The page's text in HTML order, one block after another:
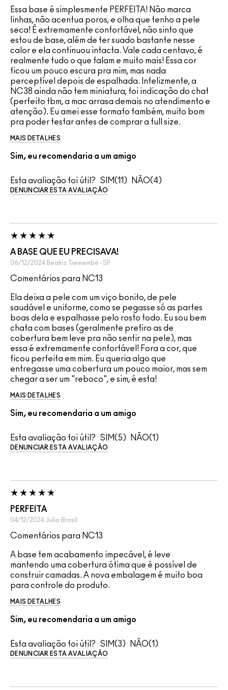
Essa base é simplesmente PERFEITA! Não marca
linhas, não acentua poros, e olha que tenho a pele
seca! É extremamente confortável, não sinto que
estou de base, além de ter suado bastante nesse
calor e ela continuou intacta. Vale cada centavo, é
realmente tudo o que falam e muito mais! Essa cor
ficou um pouco escura pra mim, mas nada
perceptível depois de espalhada. Infelizmente, a
NC38 ainda não tem miniatura, foi indicação do chat
(perfeito tbm, a mac arrasa demais no atendimento e
atenção). Eu amei esse formato também, muito bom
pra poder testar antes de comprar a full size.
MAIS DETALHES
Sim, eu recomendaria a um amigo
Esta avaliação foi útil? 11 4
DENUNCIAR ESTA AVALIAÇÃO
A BASE QUE EU PRECISAVA!
06/12/2024 Beatriz Tremembé - SP
Comentários para NC13
Ela deixa a pele com um viço bonito, de pele
saudável e uniforme, como se pegasse só as partes
boas dela e espalhasse pelo rosto todo. Eu sou bem
chata com bases (geralmente prefiro as de
cobertura bem leve pra não sentir na pele), mas
essa é extremamente confortável! Fora a cor, que
ficou perfeita em mim. Eu queria algo que
entregasse uma cobertura um pouco maior, mas sem
chegar a ser um "reboco", e sim, é esta!
MAIS DETALHES
Sim, eu recomendaria a um amigo
Esta avaliação foi útil? 5 1
DENUNCIAR ESTA AVALIAÇÃO
PERFEITA
04/12/2024 Julia Brasil
Comentários para NC13
A base tem acabamento impecável, é leve
mantendo uma cobertura ótima que é possível de
construir camadas. A nova embalagem é muito boa
para controle do produto.
MAIS DETALHES
Sim, eu recomendaria a um amigo
Esta avaliação foi útil? 3 1
DENUNCIAR ESTA AVALIAÇÃO